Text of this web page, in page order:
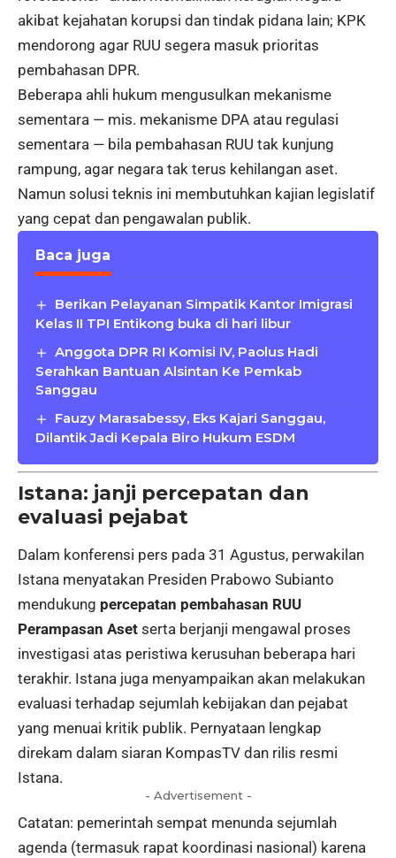
akibat kejahatan korupsi dan tindak pidana lain; KPK
mendorong agar RUU segera masuk prioritas
pembahasan DPR.
Beberapa ahli hukum mengusulkan mekanisme
sementara — mis. mekanisme DPA atau regulasi
sementara — bila pembahasan RUU tak kunjung
rampung, agar negara tak terus kehilangan aset.
Namun solusi teknis ini membutuhkan kajian legislatif
yang cepat dan pengawalan publik.
Baca juga
Berikan Pelayanan Simpatik Kantor Imigrasi
Kelas II TPI Entikong buka di hari libur
Anggota DPR RI Komisi IV, Paolus Hadi
Serahkan Bantuan Alsintan Ke Pemkab
Sanggau
Fauzy Marasabessy, Eks Kajari Sanggau,
Dilantik Jadi Kepala Biro Hukum ESDM
Istana: janji percepatan dan
evaluasi pejabat
Dalam konferensi pers pada 31 Agustus, perwakilan
Istana menyatakan Presiden Prabowo Subianto
mendukung percepatan pembahasan RUU
Perampasan Aset serta berjanji mengawal proses
investigasi atas peristiwa kerusuhan beberapa hari
terakhir. Istana juga menyampaikan akan melakukan
evaluasi terhadap sejumlah kebijakan dan pejabat
yang menuai kritik publik. Pernyataan lengkap
direkam dalam siaran KompasTV dan rilis resmi
Istana.
- Advertisement -
Catatan: pemerintah sempat menunda sejumlah
agenda (termasuk rapat koordinasi nasional) karena